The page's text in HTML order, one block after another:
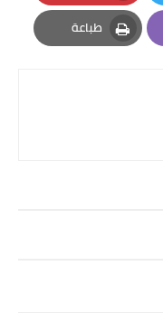
Pinterest
طباعة
Print